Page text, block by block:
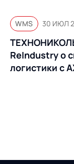
WMS 30 ИЮЛ
ReIndustry о
логистики с